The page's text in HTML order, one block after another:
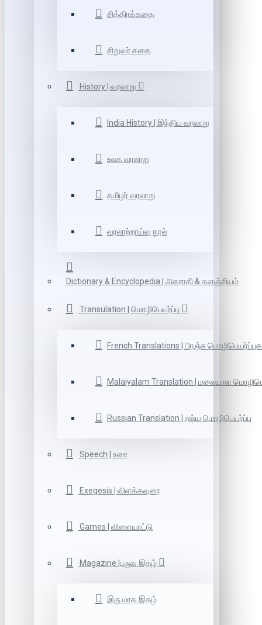
சித்திரக்கதை
சிறுவர் கதை
History | வரலாறு
India History | இந்திய வரலாறு
உலக வரலாறு
தமிழர் வரலாறு
வரலாற்றாய்வு நூல்
Dictionary & Encyclopedia | அகராதி & களஞ்சியம்
Transulation | மொழிபெயர்ப்பு
French Translations | பிரஞ்சு
Malaiyalam Translation | மலையாள
Russian Translation | ரஷ்ய மொழிபெயர்ப்பு
Speech | உரை
Exegesis | விளக்கவுரை
Games | விளையாட்டு
Magazine |பருவ இதழ்
இரு மாத இதழ்